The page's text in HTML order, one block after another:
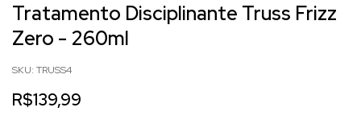
Tratamento Disciplinante Truss Frizz
Zero - 260ml
SKU: TRUSS4
R$139,99